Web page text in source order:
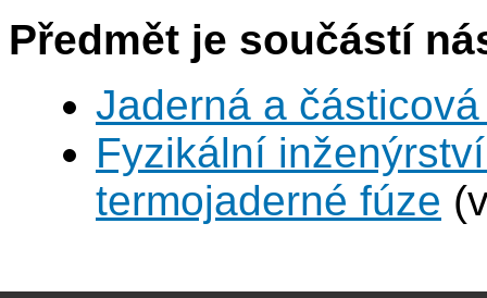
Předmět je součástí
Jaderná a
Fyzikální
termojaderné fúze